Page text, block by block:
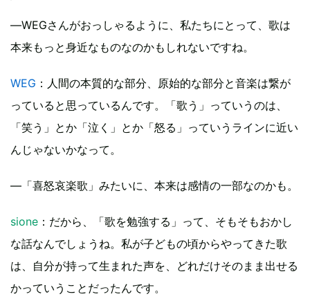
―WEGさんがおっしゃるように、私たちにとって、歌は
本来もっと身近なものなのかもしれないですね。
WEG ：人間の本質的な部分、原始的な部分と音楽は繋が
っていると思っているんです。「歌う」っていうのは、
「笑う」とか「泣く」とか「怒る」っていうラインに近い
んじゃないかなって。
―「喜怒哀楽歌」みたいに、本来は感情の一部なのかも。
sione ：だから、「歌を勉強する」って、そもそもおかし
な話なんでしょうね。私が子どもの頃からやってきた歌
は、自分が持って生まれた声を、どれだけそのまま出せる
かっていうことだったんです。